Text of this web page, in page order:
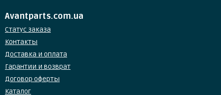
Avantparts.com.ua
Статус заказа
Контакты
Доставка и оплата
Гарантии и возврат
Договор оферты
Каталог